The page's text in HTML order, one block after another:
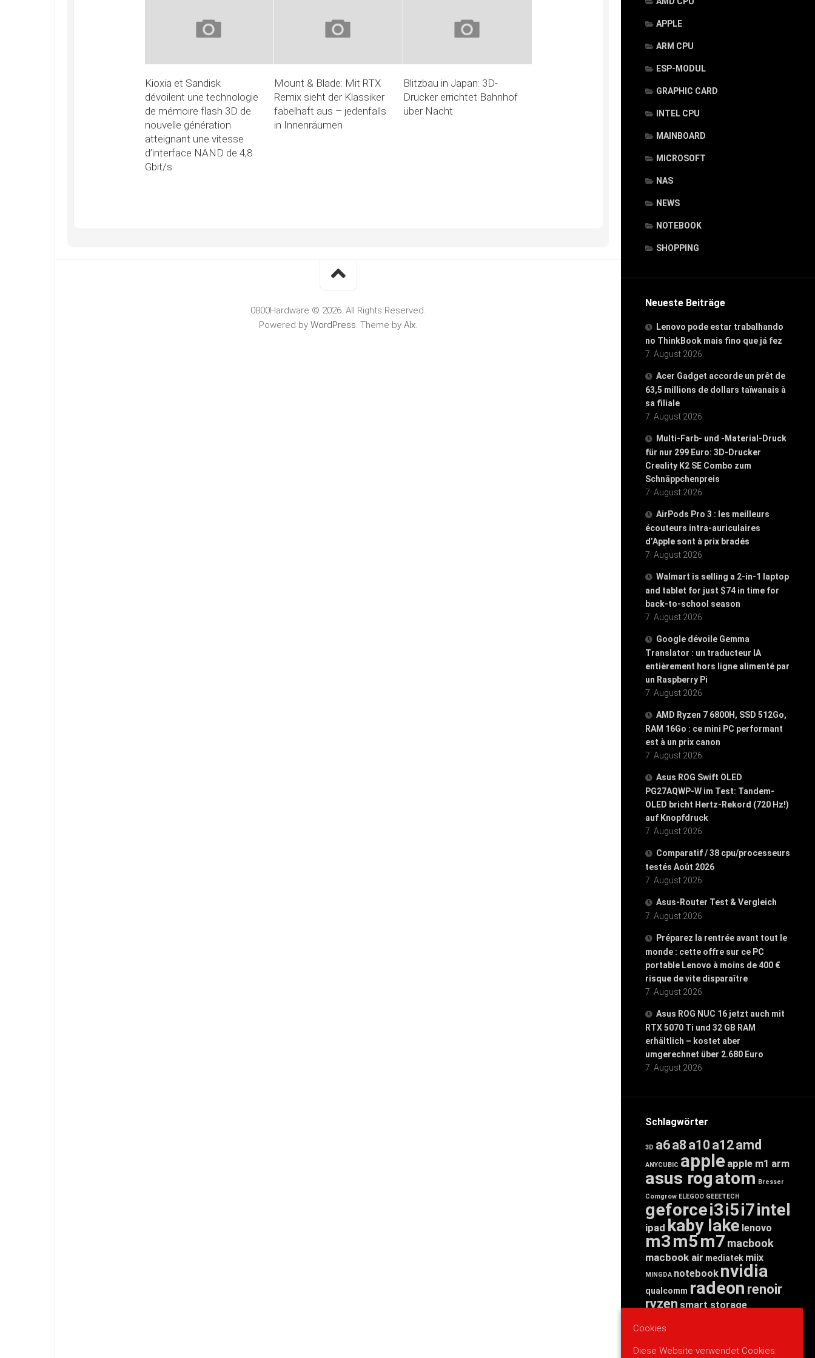
APPLE
ARM CPU
ESP-MODUL
GRAPHIC CARD
INTEL CPU
MAINBOARD
MICROSOFT
NAS
NEWS
NOTEBOOK
SHOPPING
Neueste Beiträge
Lenovo pode estar trabalhando
no ThinkBook mais fino que já fez
7. August 2026
Acer Gadget accorde un prêt de
63,5 millions de dollars taïwanais à
sa filiale
7. August 2026
Multi-Farb- und -Material-Druck
für nur 299 Euro: 3D-Drucker
Creality K2 SE Combo zum
Schnäppchenpreis
7. August 2026
AirPods Pro 3 : les meilleurs
écouteurs intra-auriculaires
d’Apple sont à prix bradés
7. August 2026
Walmart is selling a 2-in-1 laptop
and tablet for just $74 in time for
back-to-school season
7. August 2026
Google dévoile Gemma
Translator : un traducteur IA
entièrement hors ligne alimenté par
un Raspberry Pi
7. August 2026
AMD Ryzen 7 6800H, SSD 512Go,
RAM 16Go : ce mini PC performant
est à un prix canon
7. August 2026
Asus ROG Swift OLED
PG27AQWP-W im Test: Tandem-
OLED bricht Hertz-Rekord (720 Hz!)
auf Knopfdruck
7. August 2026
Comparatif / 38 cpu/processeurs
testés Août 2026
7. August 2026
Asus-Router Test & Vergleich
7. August 2026
Préparez la rentrée avant tout le
monde : cette offre sur ce PC
portable Lenovo à moins de 400 €
risque de vite disparaître
7. August 2026
Asus ROG NUC 16 jetzt auch mit
RTX 5070 Ti und 32 GB RAM
erhältlich – kostet aber
umgerechnet über 2.680 Euro
7. August 2026
Schlagwörter
3D a6a8 a10 a12amd
ANYCUBIC apple apple m1 arm
asus rogatom Bresser
Comgrow ELEGOO GEEETECH
geforcei3i5i7intel
ipad kaby lake lenovo
m3m5m7 macbook
macbook air mediatek miix
MINGDA notebook nvidia
qualcomm radeon renoir
ryzensmart storage
threadripper
Kioxia et Sandisk
dévoilent une technologie
de mémoire flash 3D de
nouvelle génération
atteignant une vitesse
d’interface NAND de 4,8
Gbit/s
Mount & Blade: Mit RTX
Remix sieht der Klassiker
fabelhaft aus – jedenfalls
in Innenräumen
Blitzbau in Japan: 3D-
Drucker errichtet Bahnhof
über Nacht
0800Hardware © 2026. All Rights Reserved.
Powered by WordPress. Theme by Alx.
Cookies
Diese Website verwendet Cookies: